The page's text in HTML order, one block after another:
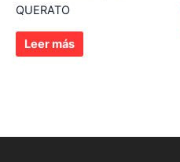
QUERATO
Leer más